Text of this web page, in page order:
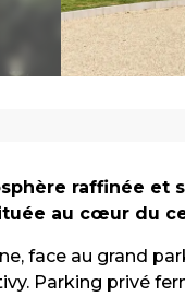
raffinée et
au cœur du
face au grand
Parking privé